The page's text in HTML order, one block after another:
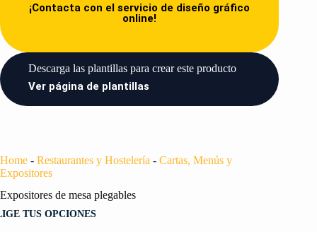
¡Contacta con el servicio de diseño gráfico
online!
Descarga las plantillas para crear este producto​
Ver página de plantillas
Home - Restaurantes y Hostelería - Cartas, Menús y
Expositores
Expositores de mesa plegables
TUS OPCIONES